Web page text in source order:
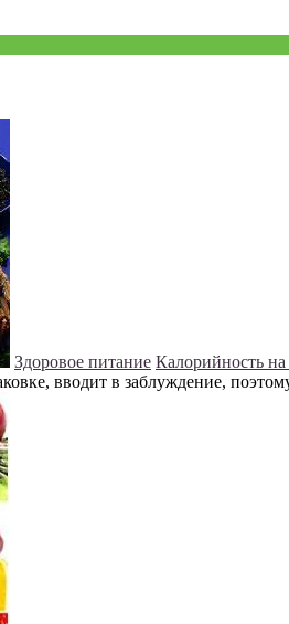
Здоровое питание Калорийность на
вводит в заблуждение,